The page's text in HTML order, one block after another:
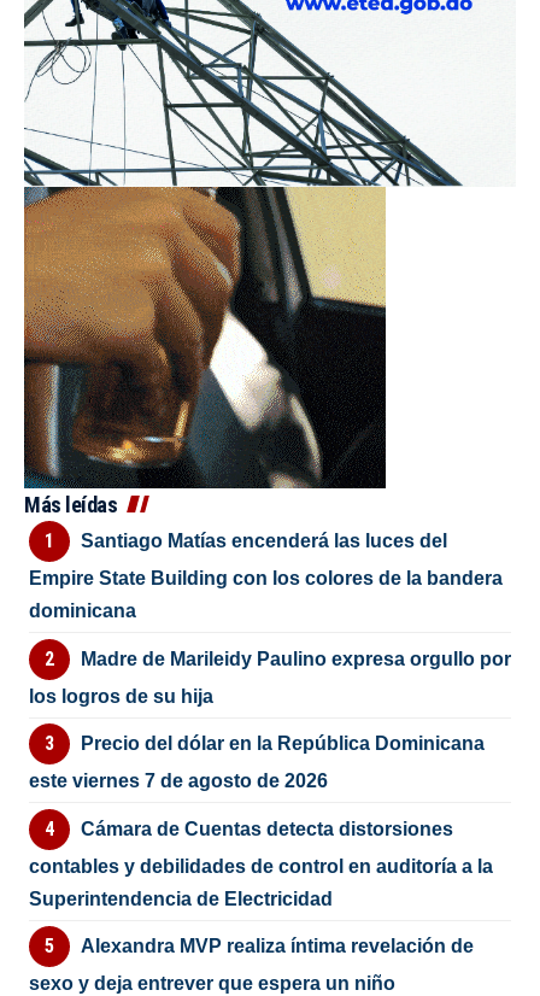
Más leídas
Santiago Matías encenderá las luces del
Empire State Building con los colores de la bandera
dominicana
Madre de Marileidy Paulino expresa orgullo por
los logros de su hija
Precio del dólar en la República Dominicana
este viernes 7 de agosto de 2026
Cámara de Cuentas detecta distorsiones
contables y debilidades de control en auditoría a la
Superintendencia de Electricidad
Alexandra MVP realiza íntima revelación de
sexo y deja entrever que espera un niño